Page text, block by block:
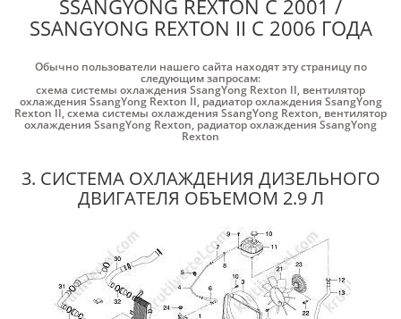
SSANGYONG REXTON С 2001 /
SSANGYONG REXTON II С 2006 ГОДА
Обычно пользователи нашего сайта находят эту страницу по
следующим запросам:
схема системы охлаждения SsangYong Rexton II, вентилятор
охлаждения SsangYong Rexton II, радиатор охлаждения SsangYong
Rexton II,схема системы охлаждения SsangYong Rexton, вентилятор
охлаждения SsangYong Rexton, радиатор охлаждения SsangYong
Rexton
3. СИСТЕМА ОХЛАЖДЕНИЯ ДИЗЕЛЬНОГО
ДВИГАТЕЛЯ ОБЪЕМОМ 2.9 Л